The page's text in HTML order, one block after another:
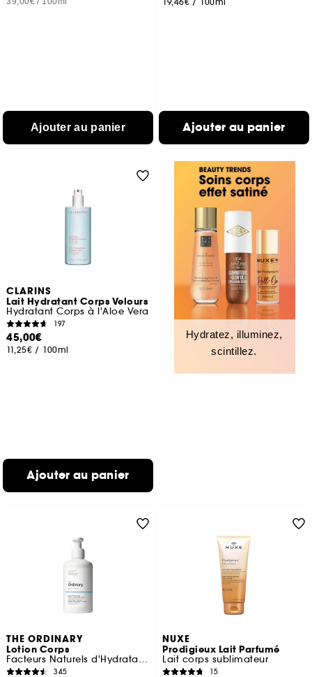
Ajouter au panier Ajouter au panier
CLARINS
Lait Hydratant Corps Velours
Hydratant Corps à l'Aloe Vera
197
45,00€
11,25€ / 100ml
Ajouter au panier
Hydratez, illuminez,
scintillez.
THE ORDINARY
Lotion Corps
Facteurs Naturels d'Hydratation + Inuline
345
NUXE
Prodigieux Lait Parfumé
Lait corps sublimateur
15